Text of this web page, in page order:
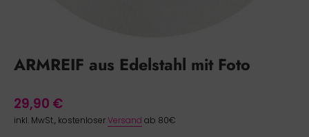
ARMREIF aus Edelstahl mit Foto
29,90 €
inkl. MwSt., kostenloserVersand ab 80€